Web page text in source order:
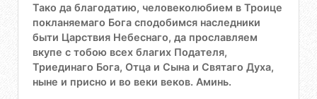
Тако да благодатию, человеколюбием в Троице
покланяемаго Бога сподобимся наследники
быти Царствия Небеснаго, да прославляем
вкупе с тобою всех благих Подателя,
Триединаго Бога, Отца и Сына и Святаго Духа,
ныне и присно и во веки веков. Аминь.